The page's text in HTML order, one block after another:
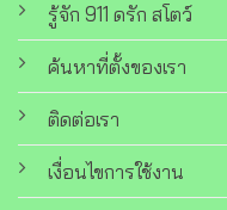
รู้จัก 911 ดรัก สโตว์
ค้นหาที่ตั้งของเรา
ติดต่อเรา
เงื่อนไขการใช้งาน